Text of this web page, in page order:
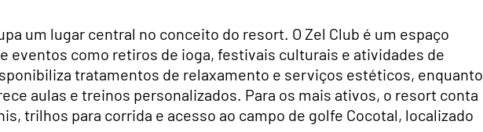
um lugar central no conceito do resort. O Zel Club é um espaço
eventos como retiros de ioga, festivais culturais e atividades de
tratamentos de relaxamento e serviços estéticos, enquanto
aulas e treinos personalizados. Para os mais ativos, o resort conta
trilhos para corrida e acesso ao campo de golfe Cocotal, localizado